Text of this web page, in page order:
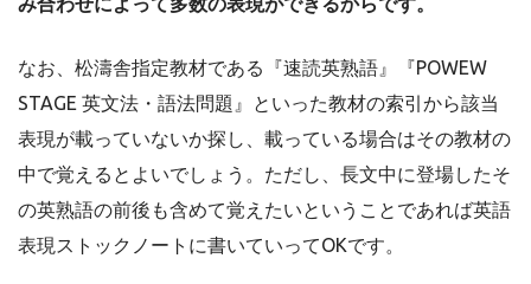
なお、松濤舎指定教材である『速読英熟語』『POWEW
STAGE 英文法・語法問題』といった教材の索引から該当
表現が載っていないか探し、載っている場合はその教材の
中で覚えるとよいでしょう。ただし、長文中に登場したそ
の英熟語の前後も含めて覚えたいということであれば英語
表現ストックノートに書いていってOKです。